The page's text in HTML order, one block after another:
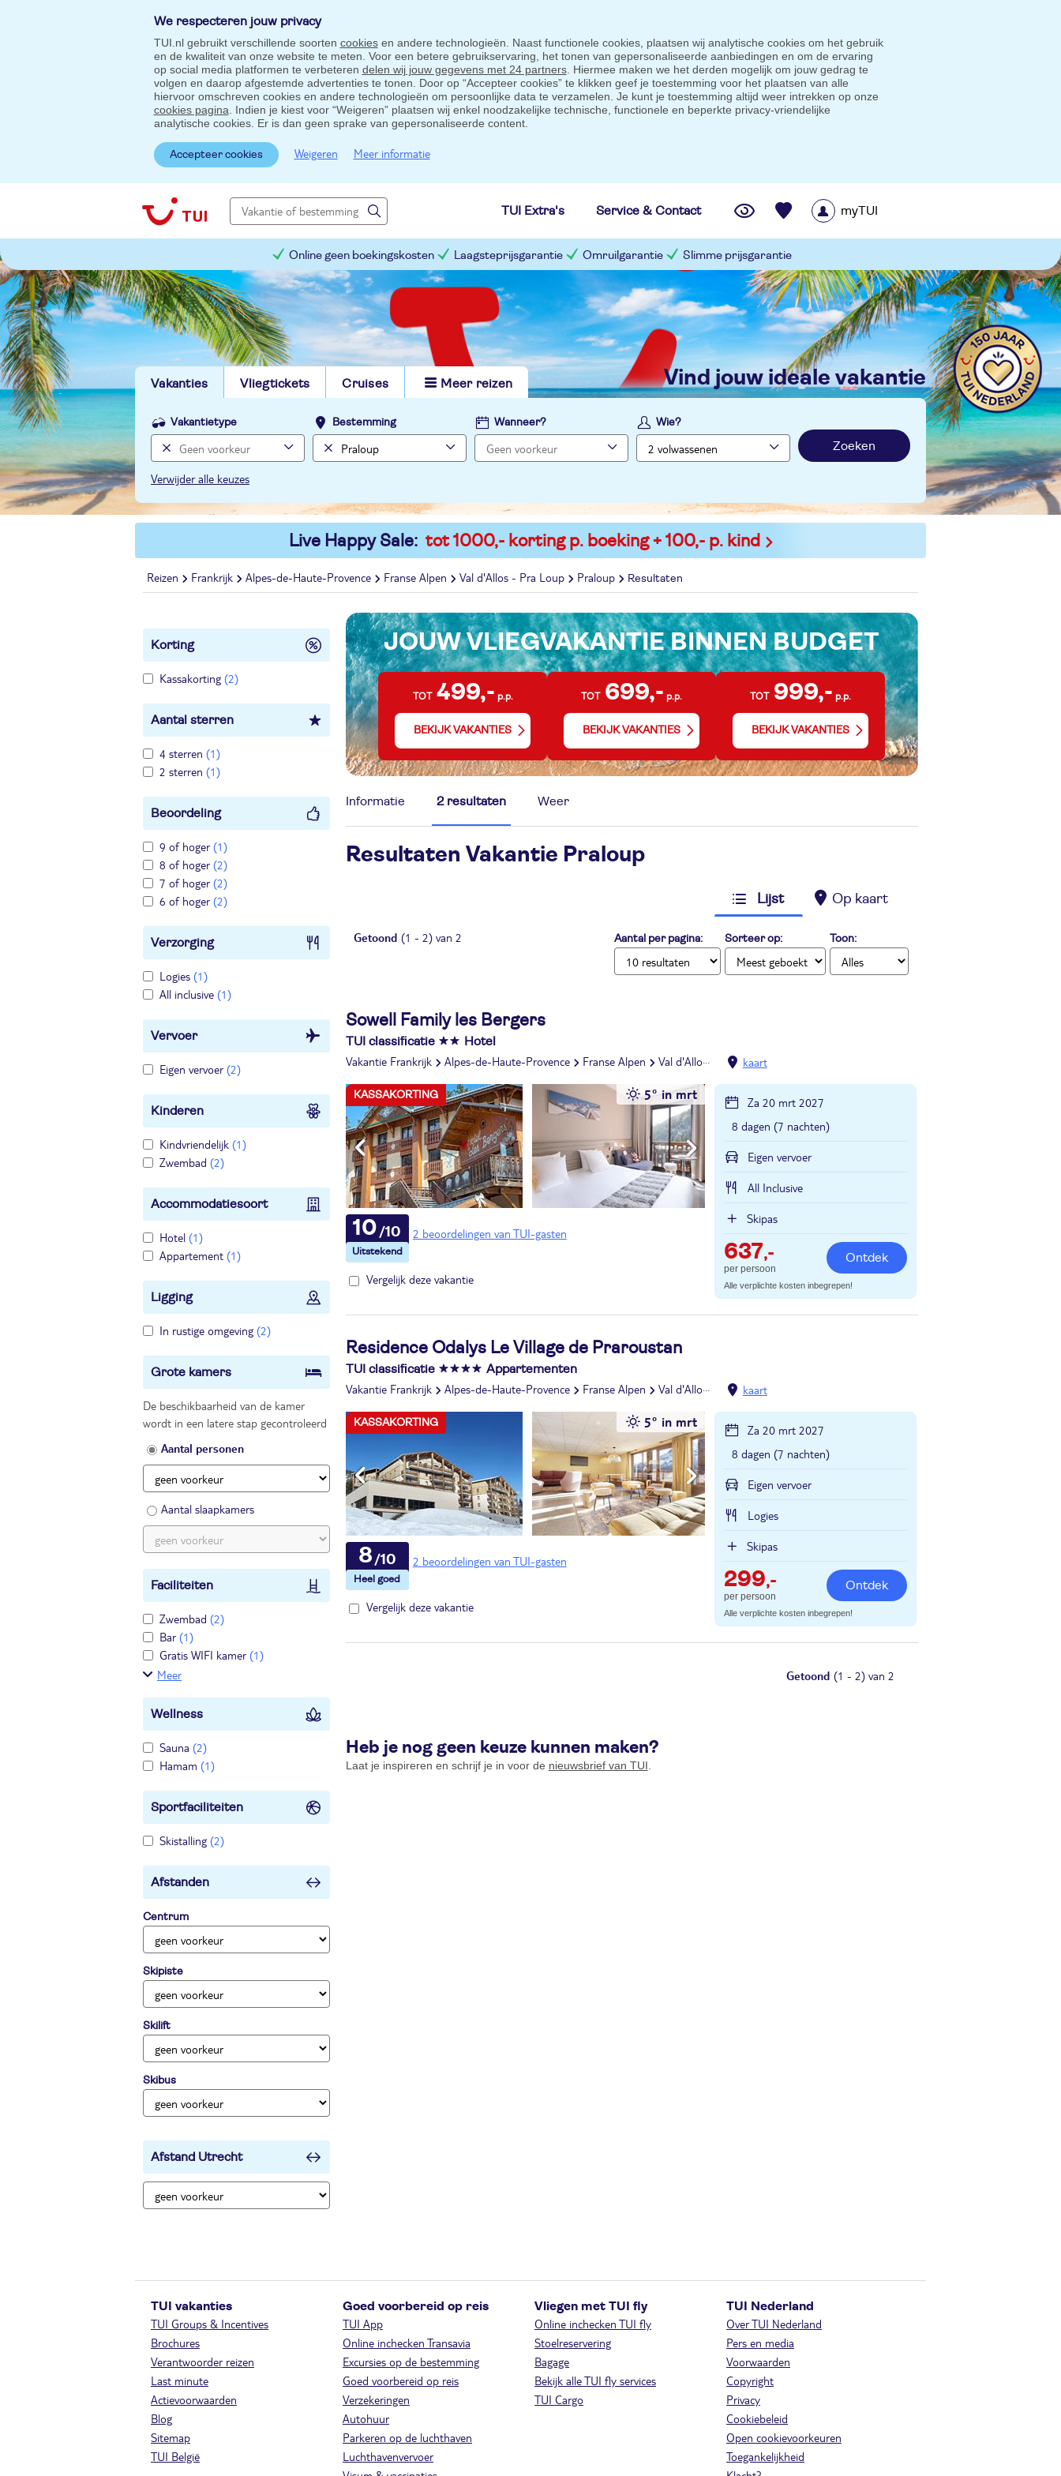
We respecteren jouw privacy
TUI.nl gebruikt verschillende soorten cookiesen andere technologieën. Naast functionele cookies, plaatsen wij analytische cookies om het gebruik
en de kwaliteit van onze website te meten. Voor een betere gebruikservaring, het tonen van gepersonaliseerde aanbiedingen en om de ervaring
op social media platformen te verbeteren delen wij jouw gegevens met 24 partners. Hiermee maken we het derden mogelijk om jouw gedrag te
volgen en daarop afgestemde advertenties te tonen. Door op “Accepteer cookies” te klikken geef je toestemming voor het plaatsen van alle
hiervoor omschreven cookies en andere technologieën om persoonlijke data te verzamelen. Je kunt je toestemming altijd weer intrekken op onze
cookies pagina . Indien je kiest voor “Weigeren” plaatsen wij enkel noodzakelijke technische, functionele en beperkte privacy-vriendelijke
analytische cookies. Er is dan geen sprake van gepersonaliseerde content.
Accepteer cookies Weigeren Meer informatie
TUI Extra's Service & Contact myTUI
Online geen boekingskosten Laagsteprijsgarantie Omruilgarantie Slimme prijsgarantie
Vakanties Vliegtickets Cruises Meer reizen vind jouw ideale vakantie
Vakantietype Bestemming Wanneer? Wie?
Zoeken
Verwijder alle keuzes
Live Happy Sale: tot 1000,- korting p. boeking + 100,- p. kind
Reizen Frankrijk Alpes-de-Haute-Provence Franse Alpen Val d'Allos - Pra Loup Praloup Resultaten
Korting
Kassakorting (2)
Aantal sterren
4 sterren (1)
2 sterren (1)
Beoordeling
9 of hoger(1)
8 of hoger(2)
7 of hoger(2)
6 of hoger(2)
Verzorging
Logies (1)
All inclusive (1)
Vervoer
Eigen vervoer(2)
Kinderen
Kindvriendelijk (1)
Zwembad (2)
Accommodatiesoort
Hotel (1)
Appartement (1)
Ligging
In rustige omgeving (2)
Grote kamers
De beschikbaarheid van de kamer
wordt in een latere stap gecontroleerd
Aantal personen
Aantal slaapkamers
Faciliteiten
Zwembad (2)
Bar(1)
Gratis WIFI kamer(1)
Meer
Wellness
Sauna (2)
Hamam (1)
Sportfaciliteiten
Skistalling (2)
Afstanden
Centrum
Skipiste
Skilift
Skibus
Afstand Utrecht
JOUW VLIEGVAKANTIE BINNEN BUDGET
TOT 499,- p.p.
BEKIJK VAKANTIES
TOT 699,- p.p.
BEKIJK VAKANTIES
TOT 999,- p.p.
BEKIJK VAKANTIES
Informatie 2 resultaten Weer
Resultaten Vakantie Praloup
Lijst Op kaart
Getoond (1 - 2) van 2 Aantal per pagina: Sorteer op: Toon:
Sowell Family les Bergers
TUI classificatie Hotel
Vakantie Frankrijk Alpes-de-Haute-Provence Franse Alpen Val d'Allos - Pra Loup kaart
5° in mrt
KASSAKORTING
2 beoordelingen van TUI-gasten
10
Vergelijk deze vakantie
Za 20 mrt 2027
8 dagen (7 nachten)
Eigen vervoer
All Inclusive
Skipas
637,-
per persoon
Ontdek
Alle verplichte kosten inbegrepen!
Residence Odalys Le Village de Praroustan
TUI classificatie Appartementen
Vakantie Frankrijk Alpes-de-Haute-Provence Franse Alpen Val d'Allos - Pra Loup kaart
5° in mrt
KASSAKORTING
2 beoordelingen van TUI-gasten
8
Vergelijk deze vakantie
Za 20 mrt 2027
8 dagen (7 nachten)
Eigen vervoer
Logies
Skipas
299,-
per persoon
Ontdek
Alle verplichte kosten inbegrepen!
Getoond (1 - 2) van 2
Heb je nog geen keuze kunnen maken?
Laat je inspireren en schrijf je in voor de nieuwsbrief van TUI
TUI vakanties
TUI Groups & Incentives
Brochures
Verantwoorder reizen
Last minute
Actievoorwaarden
Blog
Sitemap
TUI België
Goed voorbereid op reis
TUI App
Online inchecken Transavia
Excursies op de bestemming
Goed voorbereid op reis
Verzekeringen
Autohuur
Parkeren op de luchthaven
Luchthavenvervoer
Vliegen met TUI fly
Online inchecken TUI fly
Stoelreservering
Bagage
Bekijk alle TUI fly services
TUI Cargo
TUI Nederland
Over TUI Nederland
Pers en media
Voorwaarden
Copyright
Privacy
Cookiebeleid
Open cookievoorkeuren
Toegankelijkheid